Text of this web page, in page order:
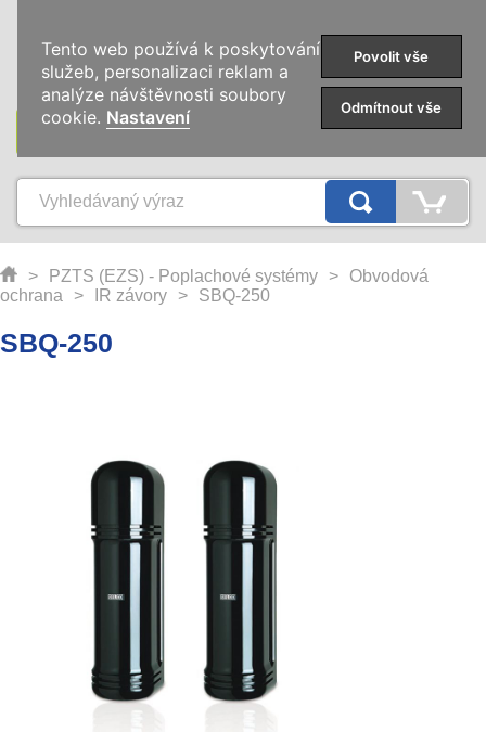
KATEGORIE
> PZTS (EZS) - Poplachové systémy >
Obvodová
ochrana
> IR závory > SBQ-250
SBQ-250
Tento web používá k poskytování
služeb, personalizaci reklam a
analýze návštěvnosti soubory
cookie. Nastavení
Povolit vše
Odmítnout vše